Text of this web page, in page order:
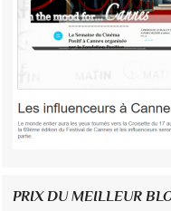
PRIX DU MEILLEUR